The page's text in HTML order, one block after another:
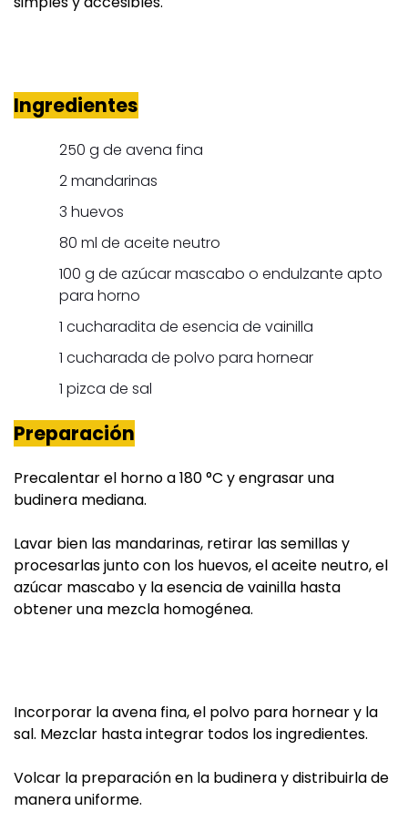
Ingredientes
250 g de avena fina
2 mandarinas
3 huevos
80 ml de aceite neutro
100 g de azúcar mascabo o endulzante apto
para horno
1 cucharadita de esencia de vainilla
1 cucharada de polvo para hornear
1 pizca de sal
Preparación
Precalentar el horno a 180 °C y engrasar una
budinera mediana.
Lavar bien las mandarinas, retirar las semillas y
procesarlas junto con los huevos, el aceite neutro, el
azúcar mascabo y la esencia de vainilla hasta
obtener una mezcla homogénea.
Incorporar la avena fina, el polvo para hornear y la
sal. Mezclar hasta integrar todos los ingredientes.
Volcar la preparación en la budinera y distribuirla de
manera uniforme.